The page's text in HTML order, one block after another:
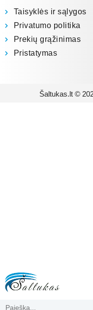
Taisyklės ir sąlygos
Privatumo politika
Prekių grąžinimas
Pristatymas
Šaltukas.lt ©